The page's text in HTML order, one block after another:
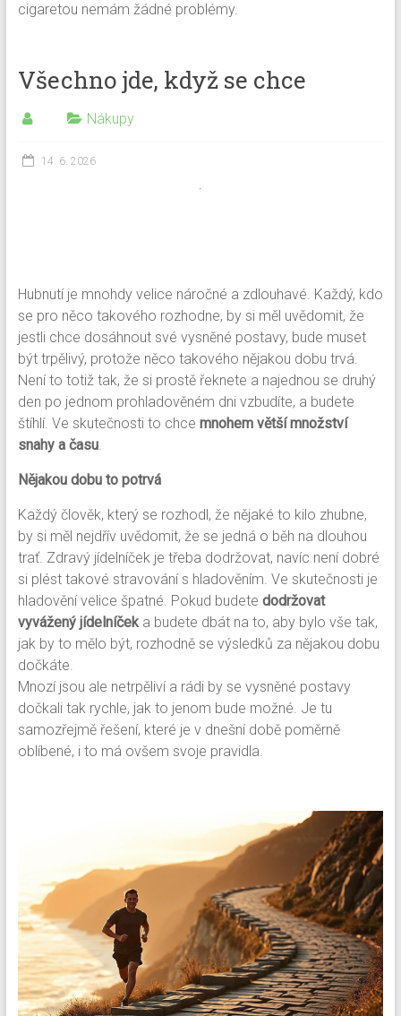
cigaretou nemám žádné problémy.
Všechno jde, když se chce
Nákupy
14. 6. 2026
Hubnutí je mnohdy velice náročné a zdlouhavé. Každý, kdo
se pro něco takového rozhodne, by si měl uvědomit, že
jestli chce dosáhnout své vysněné postavy, bude muset
být trpělivý, protože něco takového nějakou dobu trvá.
Není to totiž tak, že si prostě řeknete a najednou se druhý
den po jednom prohladověném dni vzbudíte, a budete
štíhlí. Ve skutečnosti to chce mnohem větší množství
snahy a času.
Nějakou dobu to potrvá
Každý člověk, který se rozhodl, že nějaké to kilo zhubne,
by si měl nejdřív uvědomit, že se jedná o běh na dlouhou
trať. Zdravý jídelníček je třeba dodržovat, navíc není dobré
si plést takové stravování s hladověním. Ve skutečnosti je
hladovění velice špatné. Pokud budete dodržovat
vyvážený jídelníčeka budete dbát na to, aby bylo vše tak,
jak by to mělo být, rozhodně se výsledků za nějakou dobu
dočkáte.
Mnozí jsou ale netrpěliví a rádi by se vysněné postavy
dočkali tak rychle, jak to jenom bude možné. Je tu
samozřejmě řešení, které je v dnešní době poměrně
oblíbené, i to má ovšem svoje pravidla.